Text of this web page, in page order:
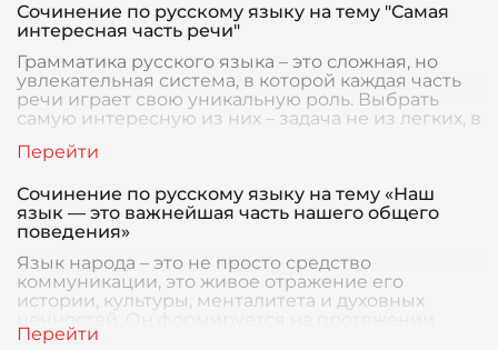
Сочинение по русскому языку на тему "Самая
интересная часть речи"
Грамматика русского языка – это сложная, но
увлекательная система, в которой каждая часть
речи играет свою уникальную роль. Выбрать
самую интересную из них – задача не из легких, в
Сочинение по русскому языку на тему «Наш
язык — это важнейшая часть нашего общего
поведения»
Язык народа – это не просто средство
коммуникации, это живое отражение его
истории, культуры, менталитета и духовных
ценностей. Он формируется на протяжении
столетий, впитывая в се